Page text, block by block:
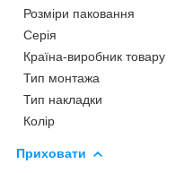
Розміри паковання
Серія
Країна-виробник товару
Тип монтажа
Тип накладки
Колір
Приховати